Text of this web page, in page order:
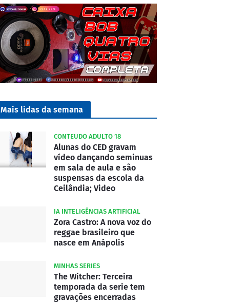
Mais lidas da semana
CONTEUDO ADULTO 18
Alunas do CED gravam
vídeo dançando seminuas
em sala de aula e são
suspensas da escola da
Ceilândia; Video
IA INTELIGÊNCIAS ARTIFICIAL
Zora Castro: A nova voz do
reggae brasileiro que
nasce em Anápolis
MINHAS SERIES
The Witcher: Terceira
temporada da serie tem
gravações encerradas